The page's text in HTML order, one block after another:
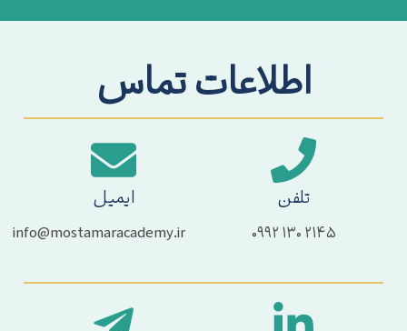
اطلاعات تماس
تلفن
۲۱۴۵ ۱۳۰ ۰۹۹۲
ایمیل
info@mostamaracademy.ir